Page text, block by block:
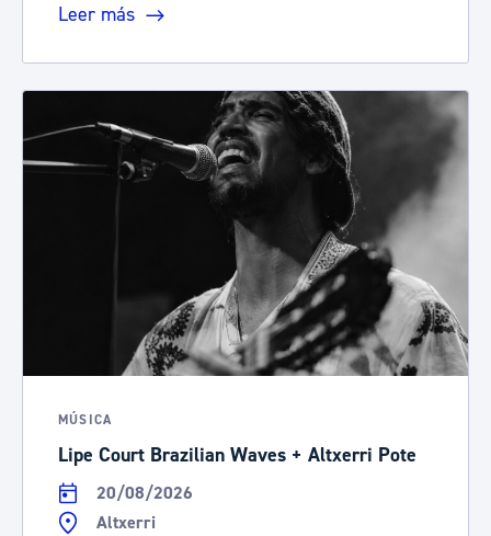
Leer más
MÚSICA
Lipe Court Brazilian Waves + Altxerri Pote
20/08/2026
Altxerri